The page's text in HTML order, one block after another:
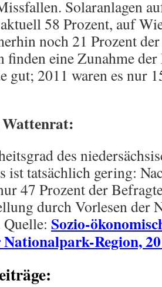
Solaranlagen
58 Prozent, auf
noch 21 Prozent
finden eine Zunahme
gut; 2011 waren es nur
des
ist tatsächlich gering:
47 Prozent der
durch Vorlesen der
Sozio-
Region,